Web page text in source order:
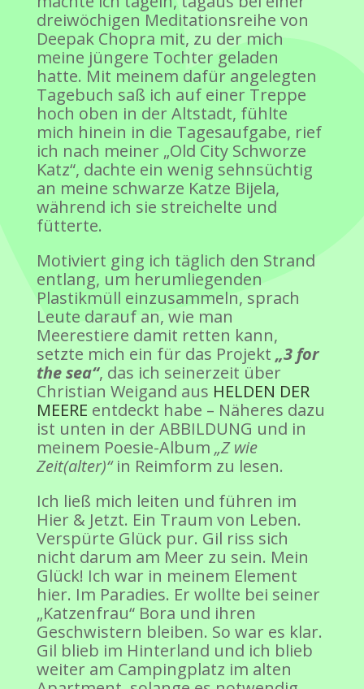
dreiwöchigen Meditationsreihe von
Deepak Chopra mit, zu der mich
meine jüngere Tochter geladen
hatte. Mit meinem dafür angelegten
Tagebuch saß ich auf einer Treppe
hoch oben in der Altstadt, fühlte
mich hinein in die Tagesaufgabe, rief
ich nach meiner „Old City Schworze
Katz“, dachte ein wenig sehnsüchtig
an meine schwarze Katze Bijela,
während ich sie streichelte und
fütterte.
Motiviert ging ich täglich den Strand
entlang, um herumliegenden
Plastikmüll einzusammeln, sprach
Leute darauf an, wie man
Meerestiere damit retten kann,
setzte mich ein für das Projekt „3 for
the sea“, das ich seinerzeit über
Christian Weigand aus HELDEN DER
MEERE entdeckt habe – Näheres dazu
ist unten in der ABBILDUNG und in
meinem Poesie-Album „Z wie
Zeit(alter)“in Reimform zu lesen.
Ich ließ mich leiten und führen im
Hier & Jetzt. Ein Traum von Leben.
Verspürte Glück pur. Gil riss sich
nicht darum am Meer zu sein. Mein
Glück! Ich war in meinem Element
hier. Im Paradies. Er wollte bei seiner
„Katzenfrau“ Bora und ihren
Geschwistern bleiben. So war es klar.
Gil blieb im Hinterland und ich blieb
weiter am Campingplatz im alten